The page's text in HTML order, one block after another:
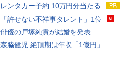
レンタカー予約 10万円分当たる
「許せない不祥事タレント」1位
俳優の戸塚純貴が結婚を発表
森脇健児 絶頂期は年収「1億円」